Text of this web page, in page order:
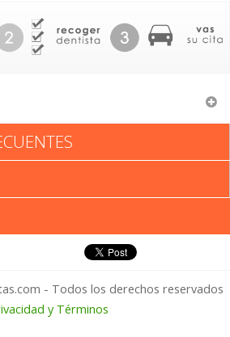
Califica tu
- Todos los derechos reservados
y Términos